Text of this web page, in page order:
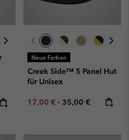
Neue Farben
Creek Side™ 5 Panel Hut
für Unisex
Minimum sale price:
17,00 € - Maximum price:
35,00 €